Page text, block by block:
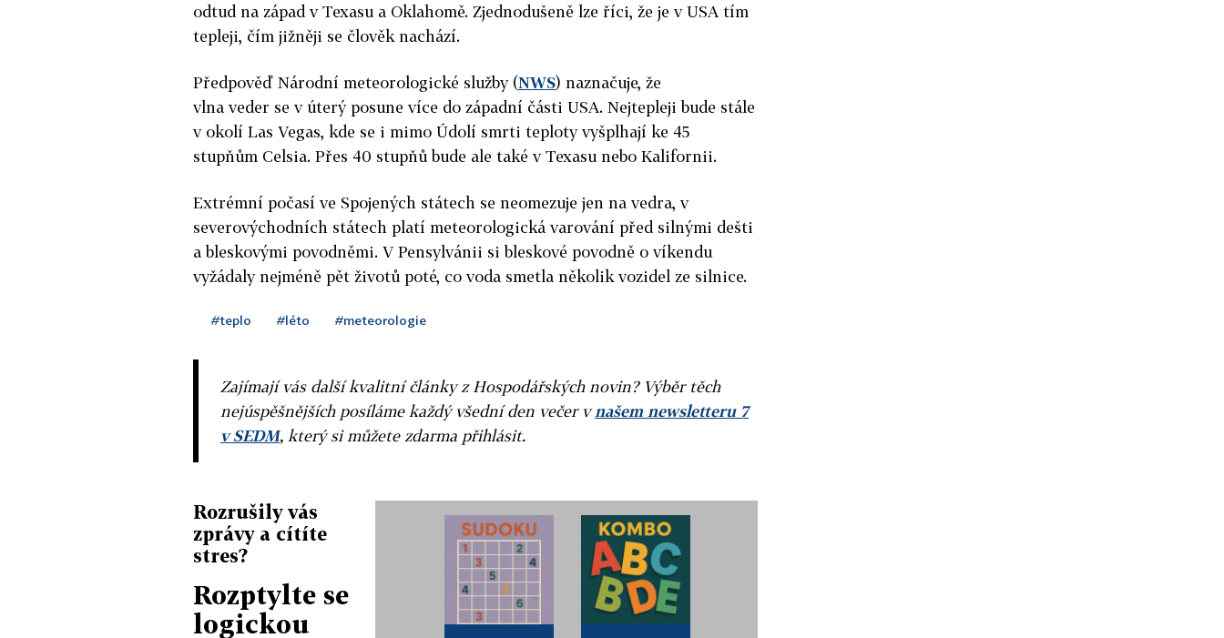
odtud na západ v Texasu a Oklahomě. Zjednodušeně lze říci, že je v USA tím
tepleji, čím jižněji se člověk nachází.
Předpověď Národní meteorologické služby (NWS) naznačuje, že
vlna veder se v úterý posune více do západní části USA. Nejtepleji bude stále
v okolí Las Vegas, kde se i mimo Údolí smrti teploty vyšplhají ke 45
stupňům Celsia. Přes 40 stupňů bude ale také v Texasu nebo Kalifornii.
Extrémní počasí ve Spojených státech se neomezuje jen na vedra, v
severovýchodních státech platí meteorologická varování před silnými dešti
a bleskovými povodněmi. V Pensylvánii si bleskové povodně o víkendu
vyžádaly nejméně pět životů poté, co voda smetla několik vozidel ze silnice.
#teplo #léto #meteorologie
Zajímají vás další kvalitní články z Hospodářských novin? Výběr těch
nejúspěšnějších posíláme každý všední den večer vnašem newsletteru 7
v SEDM, který si můžete zdarma přihlásit.
Rozrušily vás
zprávy a cítíte
stres?
Rozptylte se
logickou